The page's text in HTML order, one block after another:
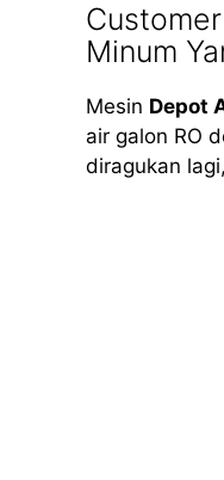
Minum
Mesin Depot
air galon RO
diragukan